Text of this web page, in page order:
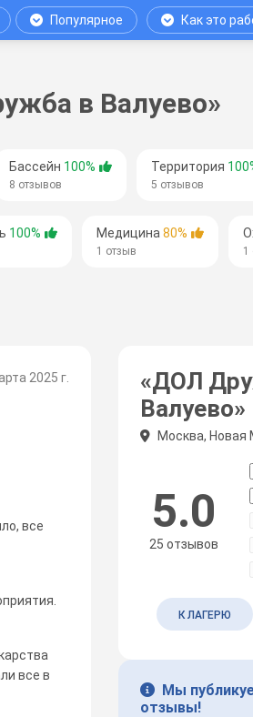
Популярное Как это
в Валуево»
Бассейн 100%
8 отзывов
Территория
5 отзывов
100% Медицина 80%
1 отзыв 1
2025 г.
все
все в
«ДОЛ
Валуево»
Москва, Новая
5.0
25 отзывов
К ЛАГЕРЮ
Мы
отзывы!